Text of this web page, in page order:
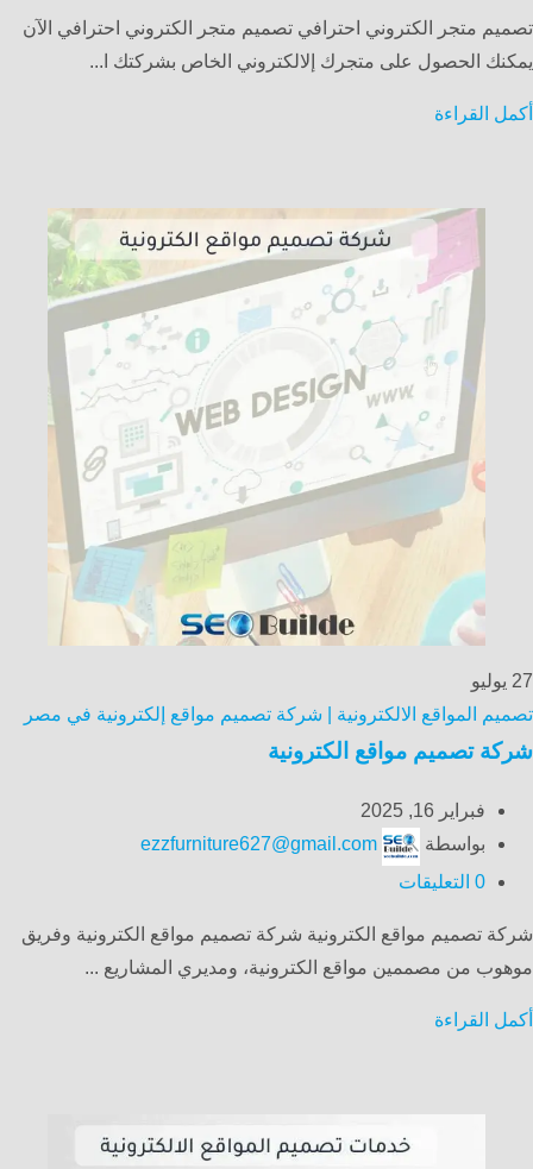
تصميم متجر الكتروني احترافي تصميم متجر الكتروني احترافي الآن
يمكنك الحصول على متجرك إلالكتروني الخاص بشركتك ا...
أكمل القراءة
27 يوليو
تصميم المواقع الالكترونية | شركة تصميم مواقع إلكترونية في مصر
شركة تصميم مواقع الكترونية
فبراير 16, 2025
بواسطة
ezzfurniture627@gmail.com
0 التعليقات
شركة تصميم مواقع الكترونية شركة تصميم مواقع الكترونية وفريق
موهوب من مصممين مواقع الكترونية، ومديري المشاريع ...
أكمل القراءة